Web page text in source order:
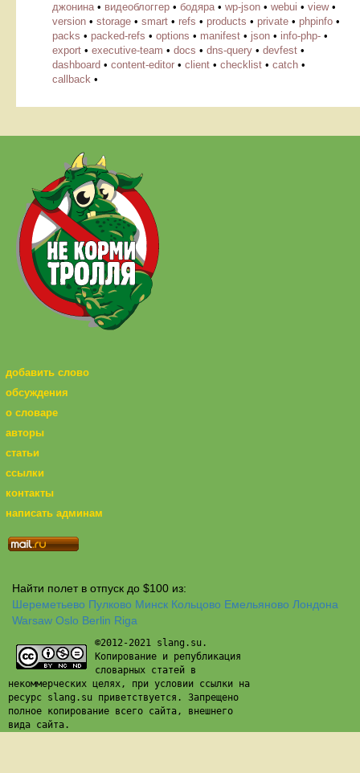
джонина• видеоблоггер • бодяра• wp-json • webui • view•
version • storage • smart • refs • products • private • phpinfo •
packs • packed-refs • options • manifest • json • info-php- •
export • executive-team • docs • dns-query • devfest •
dashboard • content-editor • client • checklist • catch •
callback •
добавить слово
обсуждения
о словаре
авторы
статьи
ссылки
контакты
написать админам
Найти полет в отпуск до $100 из:
Шереметьево Пулково Минск Кольцово Емельяново Лондона
Warsaw Oslo Berlin Riga
©2012-2021 slang.su.
Копирование и републикация
словарных статей в
некоммерческих целях, при условии ссылки на
ресурс slang.su приветствуется. Запрещено
полное копирование всего сайта, внешнего
вида сайта.